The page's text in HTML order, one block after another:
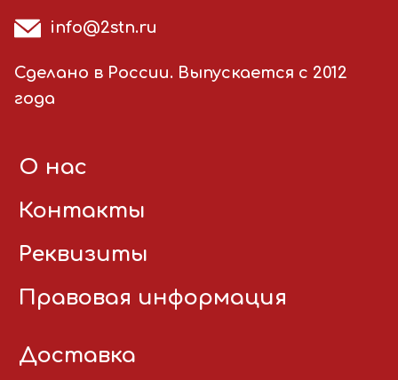
info@2stn.ru
Сделано в России. Выпускается с 2012
года
О нас
Контакты
Реквизиты
Правовая информация
Доставка